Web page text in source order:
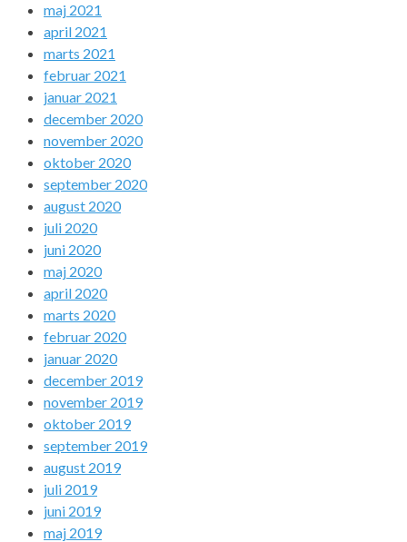
maj 2021
april 2021
marts 2021
februar 2021
januar 2021
december 2020
november 2020
oktober 2020
september 2020
august 2020
juli 2020
juni 2020
maj 2020
april 2020
marts 2020
februar 2020
januar 2020
december 2019
november 2019
oktober 2019
september 2019
august 2019
juli 2019
juni 2019
maj 2019